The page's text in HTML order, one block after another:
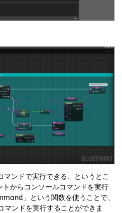
マンドで実行できる、というとこ
からコンソールコマンドを実行
」という関数を使うことで、
マンドを実行することができま